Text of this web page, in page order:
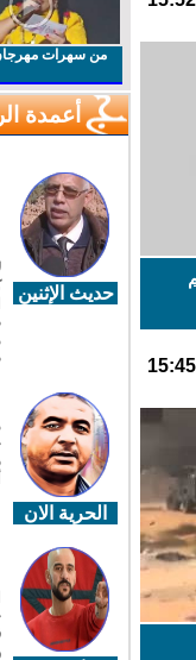
من سهرات
أعمدة
حديث الإثنين
الحرية الان